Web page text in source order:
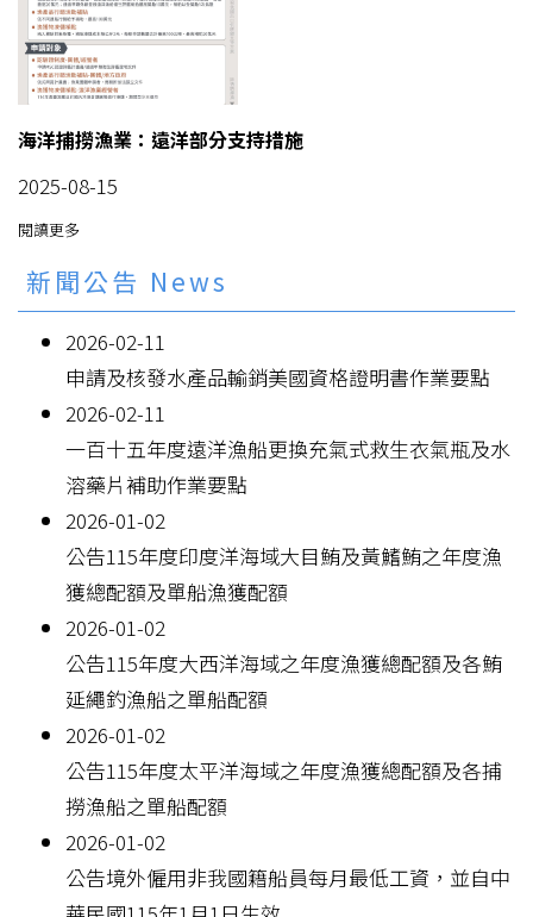
海洋捕撈漁業：遠洋部分支持措施
2025-08-15
閱讀更多
新聞公告 News
2026-02-11
申請及核發水產品輸銷美國資格證明書作業要點
2026-02-11
一百十五年度遠洋漁船更換充氣式救生衣氣瓶及水
溶藥片補助作業要點
2026-01-02
公告115年度印度洋海域大目鮪及黃鰭鮪之年度漁
獲總配額及單船漁獲配額
2026-01-02
公告115年度大西洋海域之年度漁獲總配額及各鮪
延繩釣漁船之單船配額
2026-01-02
公告115年度太平洋海域之年度漁獲總配額及各捕
撈漁船之單船配額
2026-01-02
公告境外僱用非我國籍船員每月最低工資，並自中